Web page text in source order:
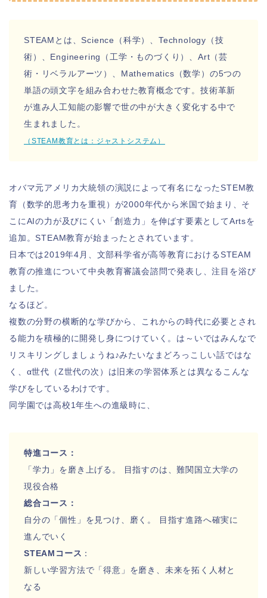
STEAMとは、Science（科学）、Technology（技
術）、Engineering（工学・ものづくり）、Art（芸
術・リベラルアーツ）、Mathematics（数学）の5つの
単語の頭文字を組み合わせた教育概念です。技術革新
が進み人工知能の影響で世の中が大きく変化する中で
生まれました。
（STEAM教育とは：ジャストシステム）
オバマ元アメリカ大統領の演説によって有名になったSTEM教
育（数学的思考力を重視）が2000年代から米国で始まり、そ
こにAIの力が及びにくい「創造力」を伸ばす要素としてArtsを
追加。STEAM教育が始まったとされています。
日本では2019年4月、文部科学省が高等教育におけるSTEAM
教育の推進について中央教育審議会諮問で発表し、注目を浴び
ました。
なるほど。
複数の分野の横断的な学びから、これからの時代に必要とされ
る能力を積極的に開発し身につけていく。は～いではみんなで
リスキリングしましょうね♪みたいなまどろっこしい話ではな
く、α世代（Z世代の次）は旧来の学習体系とは異なるこんな
学びをしているわけです。
同学園では高校1年生への進級時に、
特進コース：
「学力」を磨き上げる。 目指すのは、難関国立大学の
現役合格
総合コース：
自分の「個性」を見つけ、磨く。 目指す進路へ確実に
進んでいく
STEAMコース ：
新しい学習方法で「得意」を磨き、未来を拓く人材と
なる